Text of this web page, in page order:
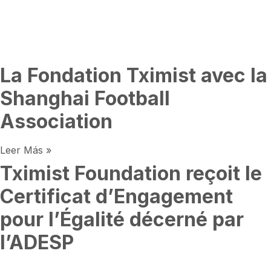
La Fondation Tximist avec la
Shanghai Football
Association
Leer Más »
Tximist Foundation reçoit le
Certificat d’Engagement
pour l’Égalité décerné par
l’ADESP